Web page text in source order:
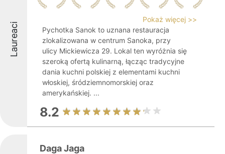
Laureaci
Pokaż więcej >>
Pychotka Sanok to uznana restauracja
zlokalizowana w centrum Sanoka, przy
ulicy Mickiewicza 29. Lokal ten wyróżnia się
szeroką ofertą kulinarną, łącząc tradycyjne
dania kuchni polskiej z elementami kuchni
włoskiej, śródziemnomorskiej oraz
amerykańskiej. ...
8.2
Daga Jaga